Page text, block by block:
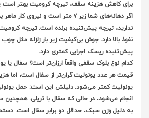
برای کاهش هزینه سقف، تیرچه کرومیت بهتر است
اگر دهانه‌های شما زیر ۷ متر است و
نفوذ بالا دارد. جوش بی‌کیفیت زیر بار زلزله مثل
پیش‌تنیده ریسک اجرایی کمتری دارد.
کدام نوع بلوک سقفی واقعاً ارزان‌تر است؟ سفال یا
قیمت هر عدد یونولیت گران‌تر از سفال است، اما
یونولیت کمتر می‌شود. دلیلش این است: حمل
انجام می‌شود، در حالی که سفال با تریلی.
به دلیل وزن سبک، حداقل دو برابر سفال است.